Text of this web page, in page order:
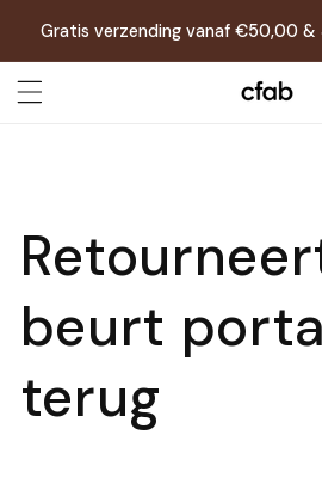
naar de
Gratis verzending vanaf €50,00
beurt
terug